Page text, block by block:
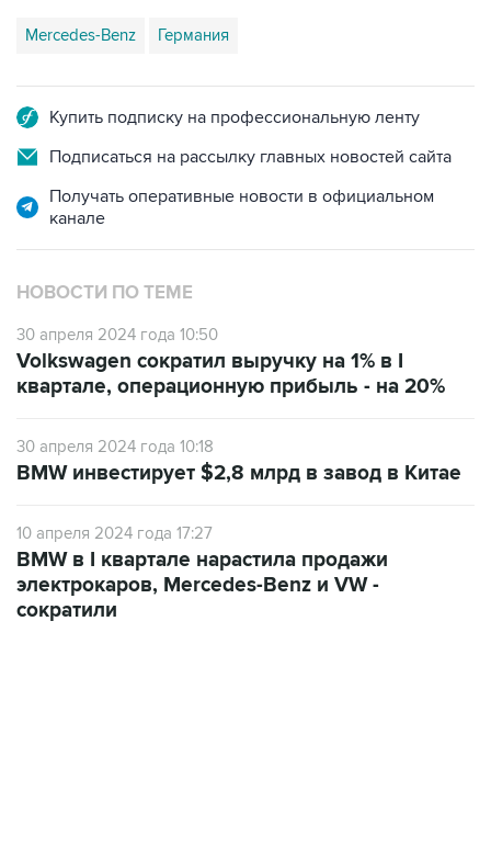
Mercedes-Benz Германия
Купить подписку на профессиональную ленту
Подписаться на рассылку главных новостей сайта
Получать оперативные новости в официальном
канале
НОВОСТИ ПО ТЕМЕ
30 апреля 2024 года 10:50
Volkswagen сократил выручку на 1% в I
квартале, операционную прибыль - на 20%
30 апреля 2024 года 10:18
BMW инвестирует $2,8 млрд в завод в Китае
10 апреля 2024 года 17:27
BMW в I квартале нарастила продажи
электрокаров, Mercedes-Benz и VW -
сократили